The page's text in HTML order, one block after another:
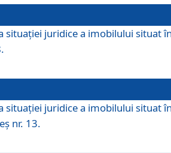
situației juridice a imobilului situat
situației juridice a imobilului situat
nr. 13.